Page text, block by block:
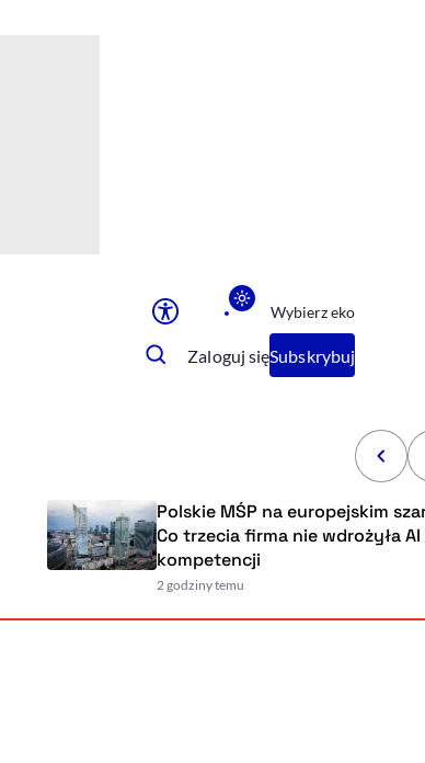
Wybierz eko
Zaloguj sięSubskrybuj
Polskie MŚP na europejskim szarym
Co trzecia firma nie wdrożyła AI przez
kompetencji
2 godziny temu